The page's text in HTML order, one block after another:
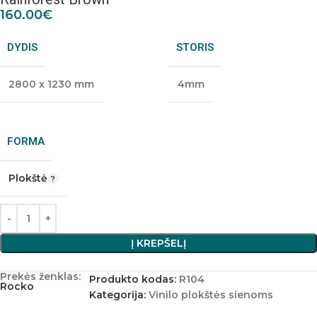
160.00€
DYDIS
2800 x 1230 mm
STORIS
4mm
FORMA
Plokštė
Į KREPŠELĮ
Prekės ženklas:
Rocko
Produkto kodas: R104
Kategorija: Vinilo plokštės sienoms